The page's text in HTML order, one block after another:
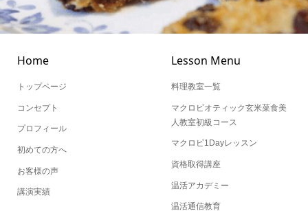
Home
トップページ
コンセプト
プロフィール
初めての方へ
お客様の声
講演実績
Lesson Menu
料理教室一覧
マクロビオティック玄米菜食美
人教室初級コース
マクロビ1Dayレッスン
資格取得講座
温活アカデミー
温活通信教育